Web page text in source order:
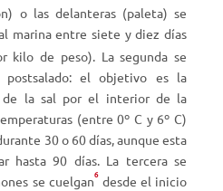
o las delanteras (paleta) se
marina entre siete y diez días
kilo de peso). La segunda se
el objetivo es la
de la sal por el interior de la
(entre 0º C y 6º C)
30 o 60 días, aunque esta
hasta 90 días. La tercera se
se cuelgan6desde el inicio